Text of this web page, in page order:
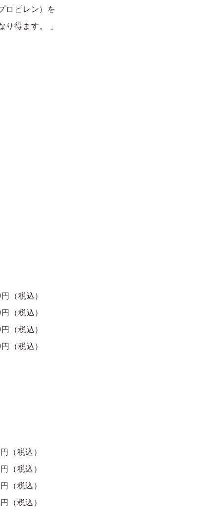
ロピレン）を
り得ます 。 」
税込）
（税込）
（税込）
税込）
税込）
税込）
税込）
税込）